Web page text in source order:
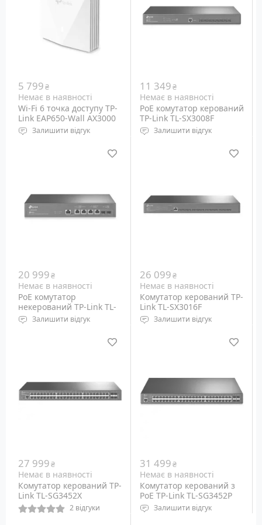
для підключення
мережного обладнання з
5 799₴
Немає в наявності
Wi-Fi 6 точка доступу TP-
Link EAP650-Wall AX3000
Залишити відгук
802.11ax/ac/n/a, 2.4 GHz
10/100/1000M, RJ-45 – 1+1
шт (PoE – 1 шт)
11 349₴
Немає в наявності
PoE комутатор керований
TP-Link TL-SX3008F
Залишити відгук
Керований комутатор із
портами SFP+ 10G - 8 шт.
20 999₴
Немає в наявності
PoE комутатор
некерований TP-Link TL-
SX3206HPP
Залишити відгук
10/100/2500/5000/10000M
26 099₴
Немає в наявності
Комутатор керований TP-
Link TL-SX3016F
Залишити відгук
Керований комутатор із
27 999₴
Немає в наявності
Комутатор керований TP-
Link TL-SG3452X
2 відгуки
31 499₴
Немає в наявності
Комутатор керований з
PoE TP-Link TL-SG3452P
Залишити відгук